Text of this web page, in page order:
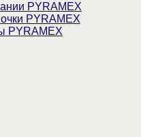
PYRAMEX
PYRAMEX
PYRAMEX